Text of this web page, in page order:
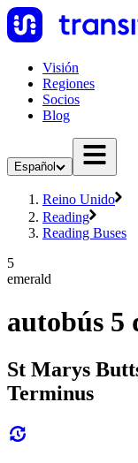
Visión
Regiones
Socios
Blog
Español
Reino Unido
Reading
Reading Buses
5
emerald
autobús 5
St Marys
Terminus